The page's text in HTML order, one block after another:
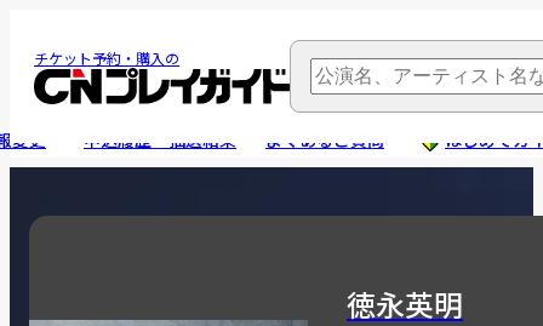
チケット予約・購入の
変更 申込履歴・抽選結果 よくあるご質問 はじめてガ
徳永英明